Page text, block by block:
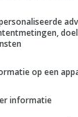
op een
informatie